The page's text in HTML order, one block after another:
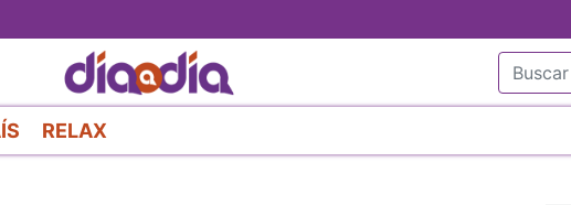
al
contenido
principal
RELAX